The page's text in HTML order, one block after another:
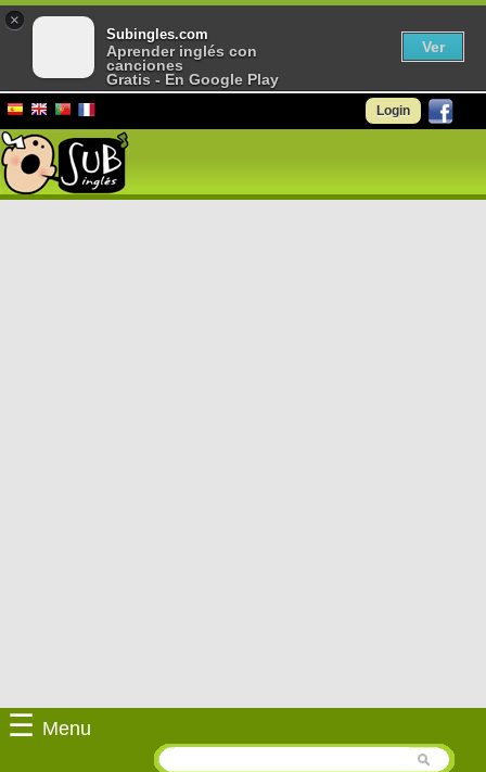
Login
☰ Menu
×
Subingles.com
Aprender inglés con
canciones
Gratis - En Google Play
Ver